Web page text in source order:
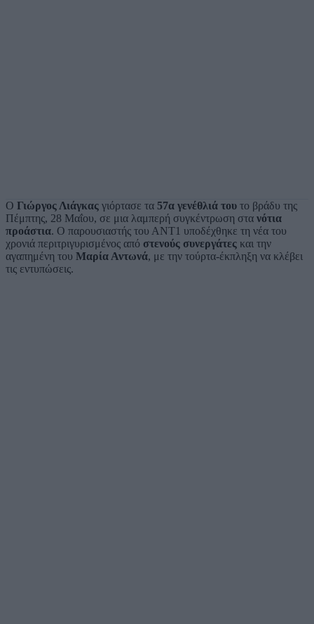
Ο Γιώργος Λιάγκας γιόρτασε τα 57α γενέθλιά του το βράδυ της
Πέμπτης, 28 Μαΐου, σε μια λαμπερή συγκέντρωση στα νότια
προάστια. Ο παρουσιαστής του ΑΝΤ1 υποδέχθηκε τη νέα του
χρονιά περιτριγυρισμένος από στενούς συνεργάτες και την
αγαπημένη του Μαρία Αντωνά, με την τούρτα-έκπληξη να κλέβει
τις εντυπώσεις.